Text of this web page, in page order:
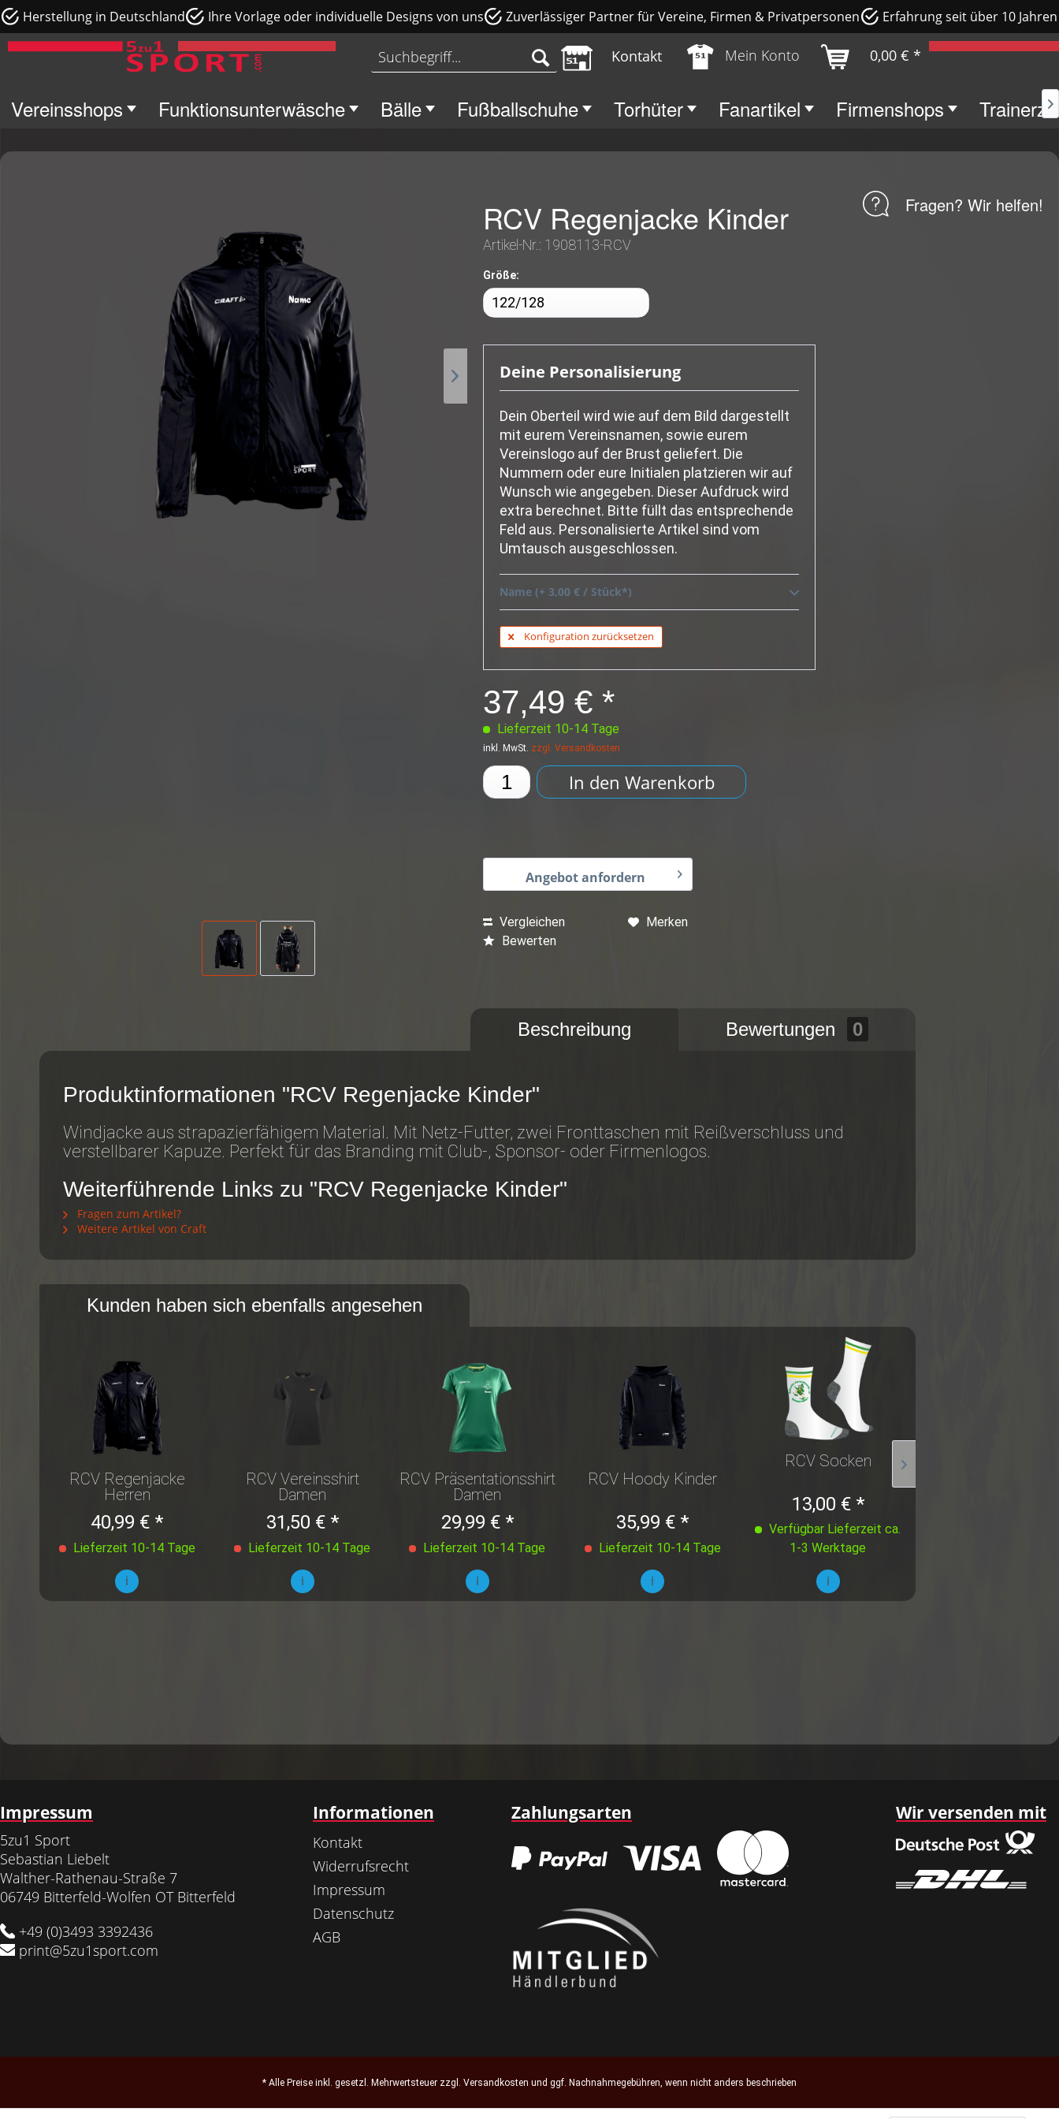
Herstellung in Deutschland Ihre Vorlage oder individuelle Designs von uns Zuverlässiger Partner für Vereine, Firmen & Privatpersonen Erfahrung seit über 10 Jahren
Kontakt Mein Konto 0,00 € *
Vereinsshops Funktionsunterwäsche Bälle Fußballschuhe Torhüter Fanartikel Firmenshops 
Fragen? Wir helfen!
RCV Regenjacke Kinder
Artikel-Nr.: 1908113-RCV
Größe:
Deine Personalisierung
Dein Oberteil wird wie auf dem Bild dargestellt
mit eurem Vereinsnamen, sowie eurem
Vereinslogo auf der Brust geliefert. Die
Nummern oder eure Initialen platzieren wir auf
Wunsch wie angegeben. Dieser Aufdruck wird
extra berechnet. Bitte füllt das entsprechende
Feld aus. Personalisierte Artikel sind vom
Umtausch ausgeschlossen.
Name (+ 3,00 € / Stück*)
Konfiguration zurücksetzen
37,49 € *
Lieferzeit 10-14 Tage
inkl. MwSt. zzgl. Versandkosten
In den Warenkorb
Angebot anfordern
Vergleichen
Merken
Bewerten
Beschreibung Bewertungen 0
Produktinformationen "RCV Regenjacke Kinder"
Windjacke aus strapazierfähigem Material. Mit Netz-Futter, zwei Fronttaschen mit Reißverschluss und
verstellbarer Kapuze. Perfekt für das Branding mit Club-, Sponsor- oder Firmenlogos.
Weiterführende Links zu "RCV Regenjacke Kinder"
Fragen zum Artikel?
Weitere Artikel von Craft
Kunden haben sich ebenfalls angesehen
RCV Regenjacke
Herren
40,99 € *
Lieferzeit 10-14 Tage
i
RCV Vereinsshirt
Damen
31,50 € *
Lieferzeit 10-14 Tage
i
RCV Präsentationsshirt
Damen
29,99 € *
Lieferzeit 10-14 Tage
i
RCV Hoody Kinder
35,99 € *
Lieferzeit 10-14 Tage
i
RCV Socken
13,00 € *
Verfügbar Lieferzeit ca.
1-3 Werktage
i
Impressum
5zu1 Sport
Sebastian Liebelt
Walther-Rathenau-Straße 7
06749 Bitterfeld-Wolfen OT Bitterfeld
+49 (0)3493 3392436
print@5zu1sport.com
Informationen
Kontakt
Widerrufsrecht
Impressum
Datenschutz
AGB
Zahlungsarten Wir versenden mit
* Alle Preise inkl. gesetzl. Mehrwertsteuer zzgl. Versandkosten und ggf. Nachnahmegebühren, wenn nicht anders beschrieben